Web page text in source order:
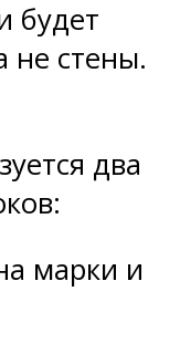
будет
не стены.
два
марки и